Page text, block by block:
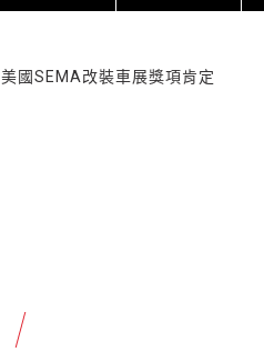
國SEMA改裝車展獎項肯定